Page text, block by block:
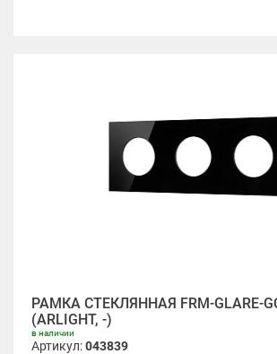
РАМКА СТЕКЛЯННАЯ FRM-GLARE-
(ARLIGHT, -)
в наличии
Артикул:043839